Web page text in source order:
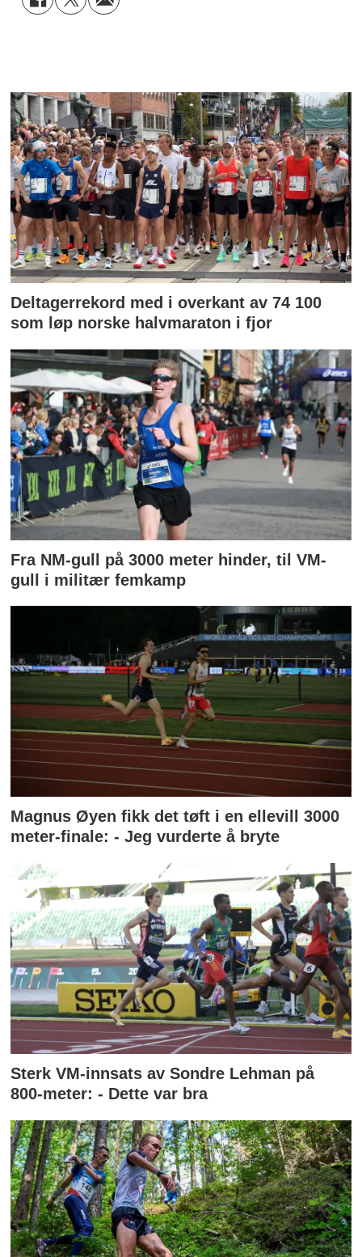
Deltagerrekord med i overkant av 74 100
som løp norske halvmaraton i fjor
Fra NM-gull på 3000 meter hinder, til VM-
gull i militær femkamp
Magnus Øyen fikk det tøft i en ellevill 3000
meter-finale: - Jeg vurderte å bryte
Sterk VM-innsats av Sondre Lehman på
800-meter: - Dette var bra